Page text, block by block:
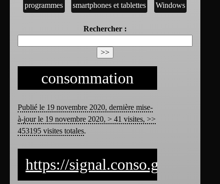
programmes smartphones et tablettes Windows
Rechercher :
consommation
Publié le 19 novembre 2020, dernière mise-
à-jour le 19 novembre 2020, > 41 visites, >>
453195 visites totales.
https://signal.conso.gouv.fr/